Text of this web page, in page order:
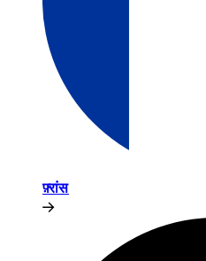
फ़्रांस​​